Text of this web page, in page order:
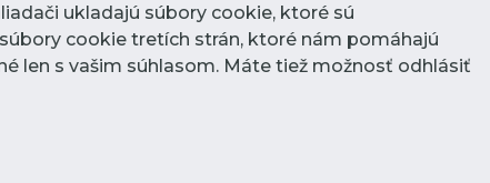
ukladajú súbory cookie, ktoré sú
cookie tretích strán, ktoré nám pomáhajú
len s vašim súhlasom. Máte tiež možnosť odhlásiť